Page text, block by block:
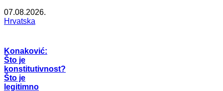
07.08.2026.
Hrvatska
Konaković:
Što je
konstitutivnost?
Što je
legitimno